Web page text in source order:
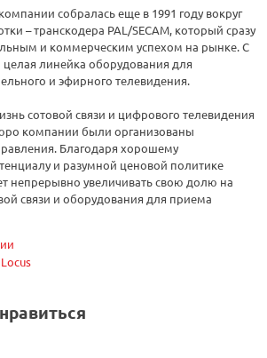
собралась еще в 1991 году вокруг
– транскодера PAL/SECAM, который сразу
и коммерческим успехом на рынке. С
линейка оборудования для
и эфирного телевидения.
сотовой связи и цифрового телевидения
компании были организованы
Благодаря хорошему
и разумной ценовой политике
непрерывно увеличивать свою долю на
связи и оборудования для приема